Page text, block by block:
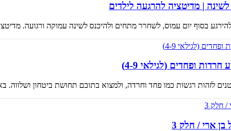
| מדיטציה להרגעה לילדים
בסוף יום עמוס, לשחרר מתחים ולהיכנס לשינה עמוקה ורגועה.
ופחדים (לגילאי 4-9)
ארי / חלק 3